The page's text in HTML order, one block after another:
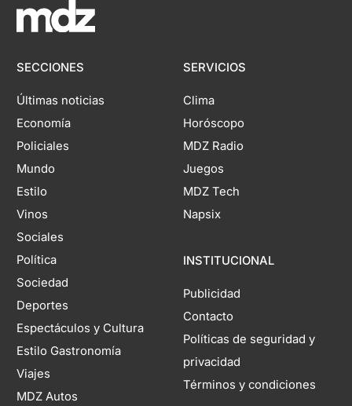
SECCIONES
Últimas noticias
Economía
Policiales
Mundo
Estilo
Vinos
Sociales
Política
Sociedad
Deportes
Espectáculos y Cultura
Estilo Gastronomía
Viajes
MDZ Autos
SERVICIOS
Clima
Horóscopo
MDZ Radio
Juegos
MDZ Tech
Napsix
INSTITUCIONAL
Publicidad
Contacto
Políticas de seguridad y
privacidad
Términos y condiciones